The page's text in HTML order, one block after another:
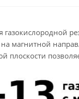
магнитной